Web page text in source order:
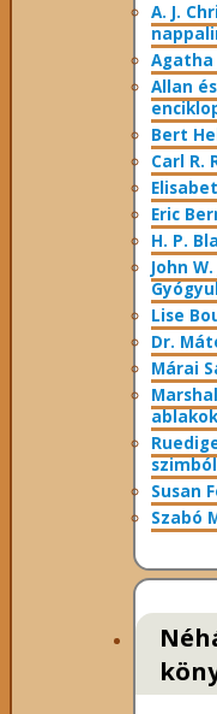
A. J.
Agatha
Allan
Bert
Carl R.
Eric
H. P.
John
Lise
Dr.
Márai
Susan
Szabó